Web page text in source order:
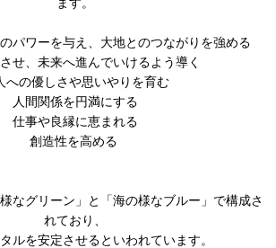
パワーを与え、大地とのつながりを強める
せ、未来へ進んでいけるよう導く
への優しさや思いやりを育む
人間関係を円満にする
仕事や良縁に恵まれる
創造性を高める
なグリーン」と「海の様なブルー」で構成さ
れており、
ルを安定させるといわれています。